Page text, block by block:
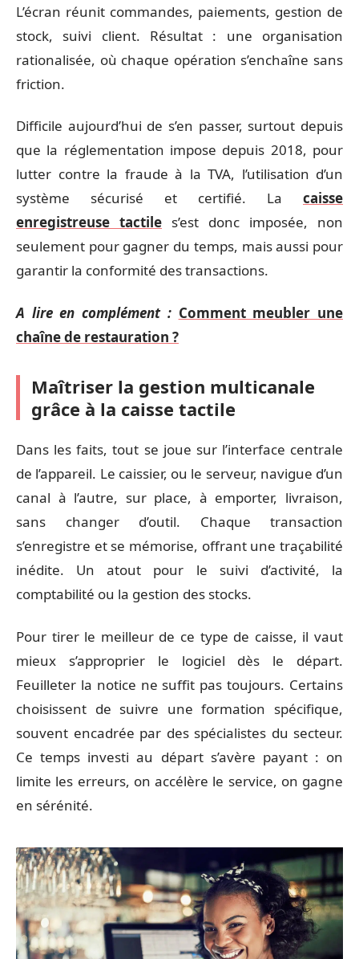
L’écran réunit commandes, paiements, gestion de
stock, suivi client. Résultat : une organisation
rationalisée, où chaque opération s’enchaîne sans
friction.
Difficile aujourd’hui de s’en passer, surtout depuis
que la réglementation impose depuis 2018, pour
lutter contre la fraude à la TVA, l’utilisation d’un
système sécurisé et certifié. La caisse
enregistreuse tactile s’est donc imposée, non
seulement pour gagner du temps, mais aussi pour
garantir la conformité des transactions.
A lire en complément : Comment meubler une
chaîne de restauration ?
Maîtriser la gestion multicanale
grâce à la caisse tactile
Dans les faits, tout se joue sur l’interface centrale
de l’appareil. Le caissier, ou le serveur, navigue d’un
canal à l’autre, sur place, à emporter, livraison,
sans changer d’outil. Chaque transaction
s’enregistre et se mémorise, offrant une traçabilité
inédite. Un atout pour le suivi d’activité, la
comptabilité ou la gestion des stocks.
Pour tirer le meilleur de ce type de caisse, il vaut
mieux s’approprier le logiciel dès le départ.
Feuilleter la notice ne suffit pas toujours. Certains
choisissent de suivre une formation spécifique,
souvent encadrée par des spécialistes du secteur.
Ce temps investi au départ s’avère payant : on
limite les erreurs, on accélère le service, on gagne
en sérénité.